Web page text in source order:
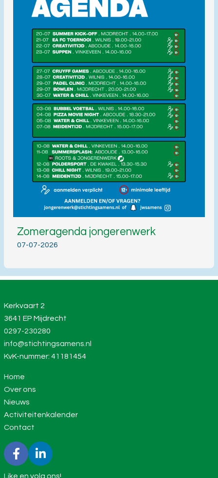
Zomeragenda jongerenwerk
07-07-2026
Kerkvaart 2
3641 EP Mijdrecht
0297-230280
info@stichtingsamens.nl
KvK-nummer: 41181454
Home
Over ons
Nieuws
Activiteitenkalender
Contact
Like en volg ons!